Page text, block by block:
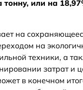
или на
на
на
техники, а
затрат
в конечном